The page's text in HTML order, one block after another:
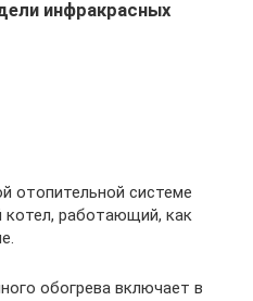
инфракрасных
отопительной системе
котел, работающий, как
обогрева включает в